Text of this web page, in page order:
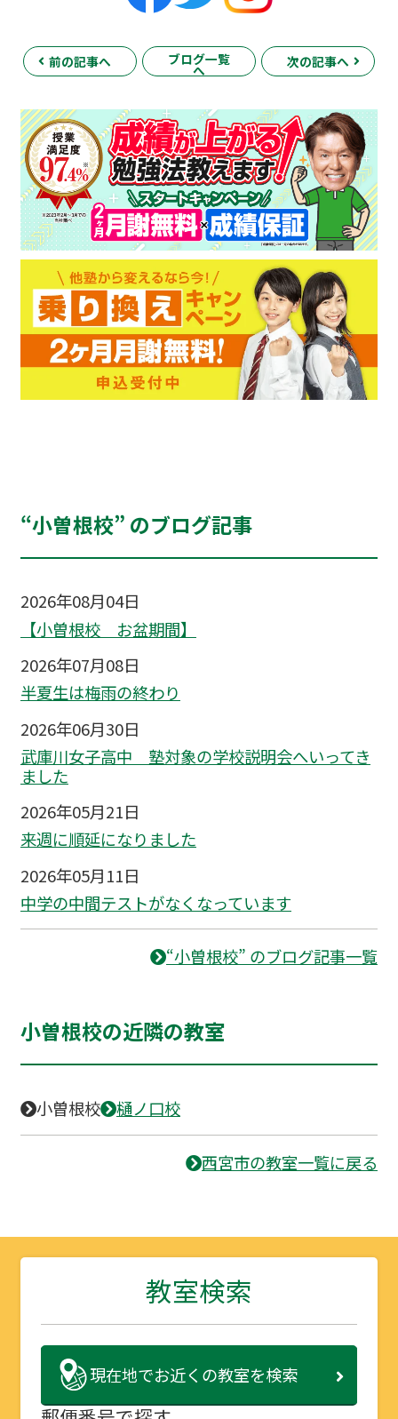
前の記事へ ブログ一覧
へ
次の記事へ
“小曽根校” のブログ記事
2026年08月04日
【小曽根校 お盆期間】
2026年07月08日
半夏生は梅雨の終わり
2026年06月30日
武庫川女子高中 塾対象の学校説明会へいってき
ました
2026年05月21日
来週に順延になりました
2026年05月11日
中学の中間テストがなくなっています
“小曽根校” のブログ記事一覧
小曽根校の近隣の教室
小曽根校 樋ノ口校
西宮市の教室一覧に戻る
教室検索
現在地でお近くの教室を検索